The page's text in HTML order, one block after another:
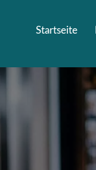
Startseite